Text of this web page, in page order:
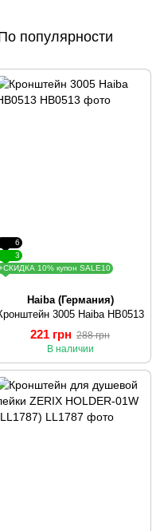
популярности
6
3
10% купон SALE10
Haiba (Германия)
3005 Haiba HB0513
221 грн 288 грн
В наличии